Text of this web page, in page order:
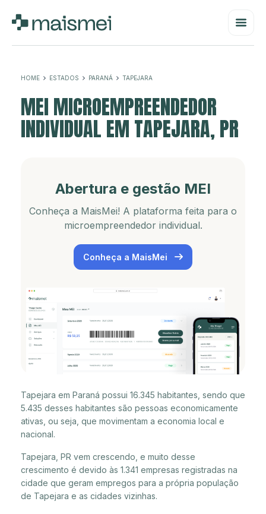
HOME ESTADOS PARANÁ TAPEJARA
MEI MICROEMPREENDEDOR
INDIVIDUAL EM TAPEJARA, PR
Abertura e gestão MEI
Conheça a MaisMei! A plataforma feita para o
microempreendedor individual.
Conheça a MaisMei
Tapejara em Paraná possui 16.345 habitantes, sendo que
5.435 desses habitantes são pessoas economicamente
ativas, ou seja, que movimentam a economia local e
nacional.
Tapejara, PR vem crescendo, e muito desse
crescimento é devido às 1.341 empresas registradas na
cidade que geram empregos para a própria população
de Tapejara e as cidades vizinhas.